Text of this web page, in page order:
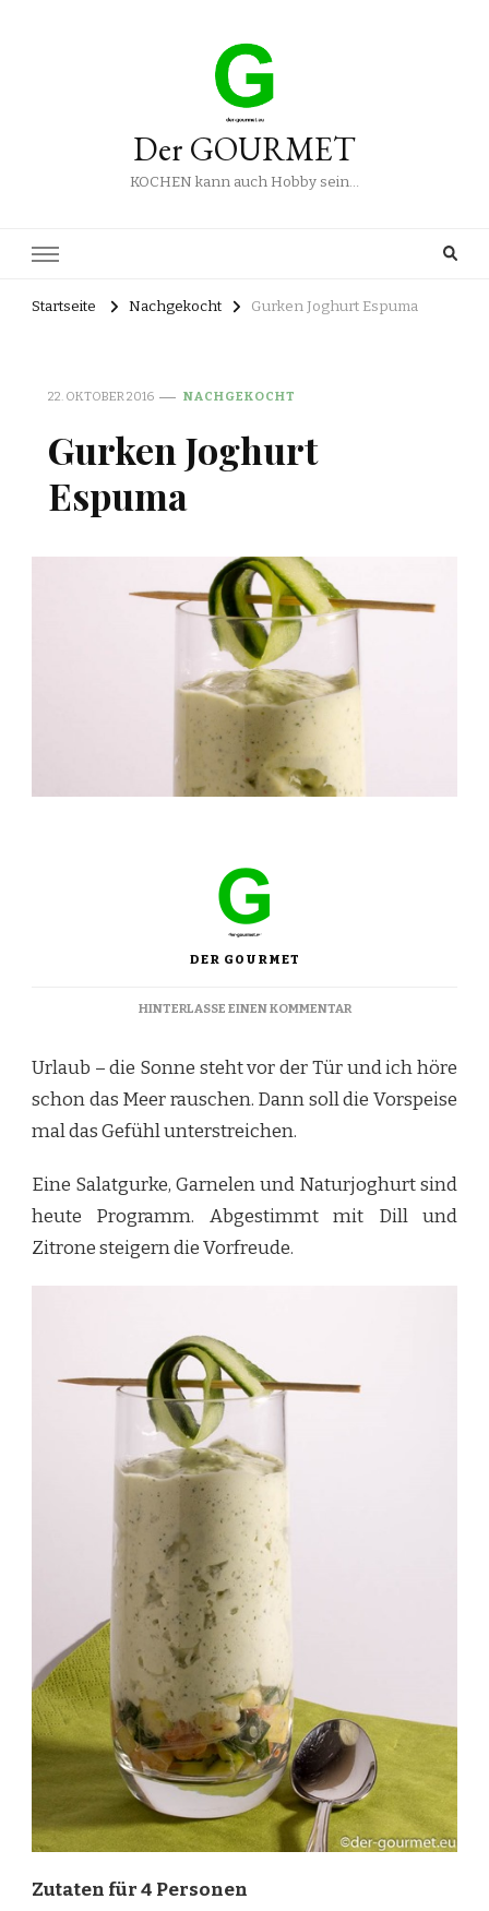
Der GOURMET
KOCHEN kann auch Hobby sein…
Startseite Nachgekocht Gurken Joghurt Espuma
22. OKTOBER 2016 NACHGEKOCHT
Gurken Joghurt
Espuma
DER GOURMET
HINTERLASSE EINEN KOMMENTARZU
ESPUMA
Urlaub – die Sonne steht vor der Tür und ich höre
schon das Meer rauschen. Dann soll die Vorspeise
mal das Gefühl unterstreichen.
Eine Salatgurke, Garnelen und Naturjoghurt sind
heute Programm. Abgestimmt mit Dill und
Zitrone steigern die Vorfreude.
Zutaten für 4 Personen